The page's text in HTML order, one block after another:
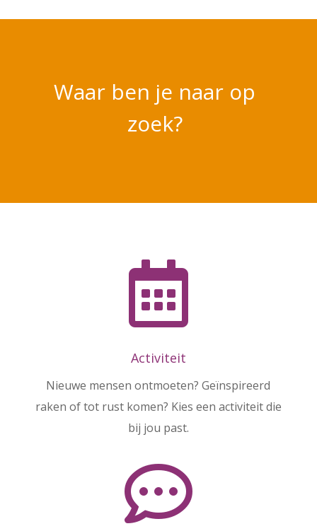
Waar ben je naar op
zoek?

Activiteit
Nieuwe mensen ontmoeten? Geïnspireerd
raken of tot rust komen? Kies een activiteit die
bij jou past.
